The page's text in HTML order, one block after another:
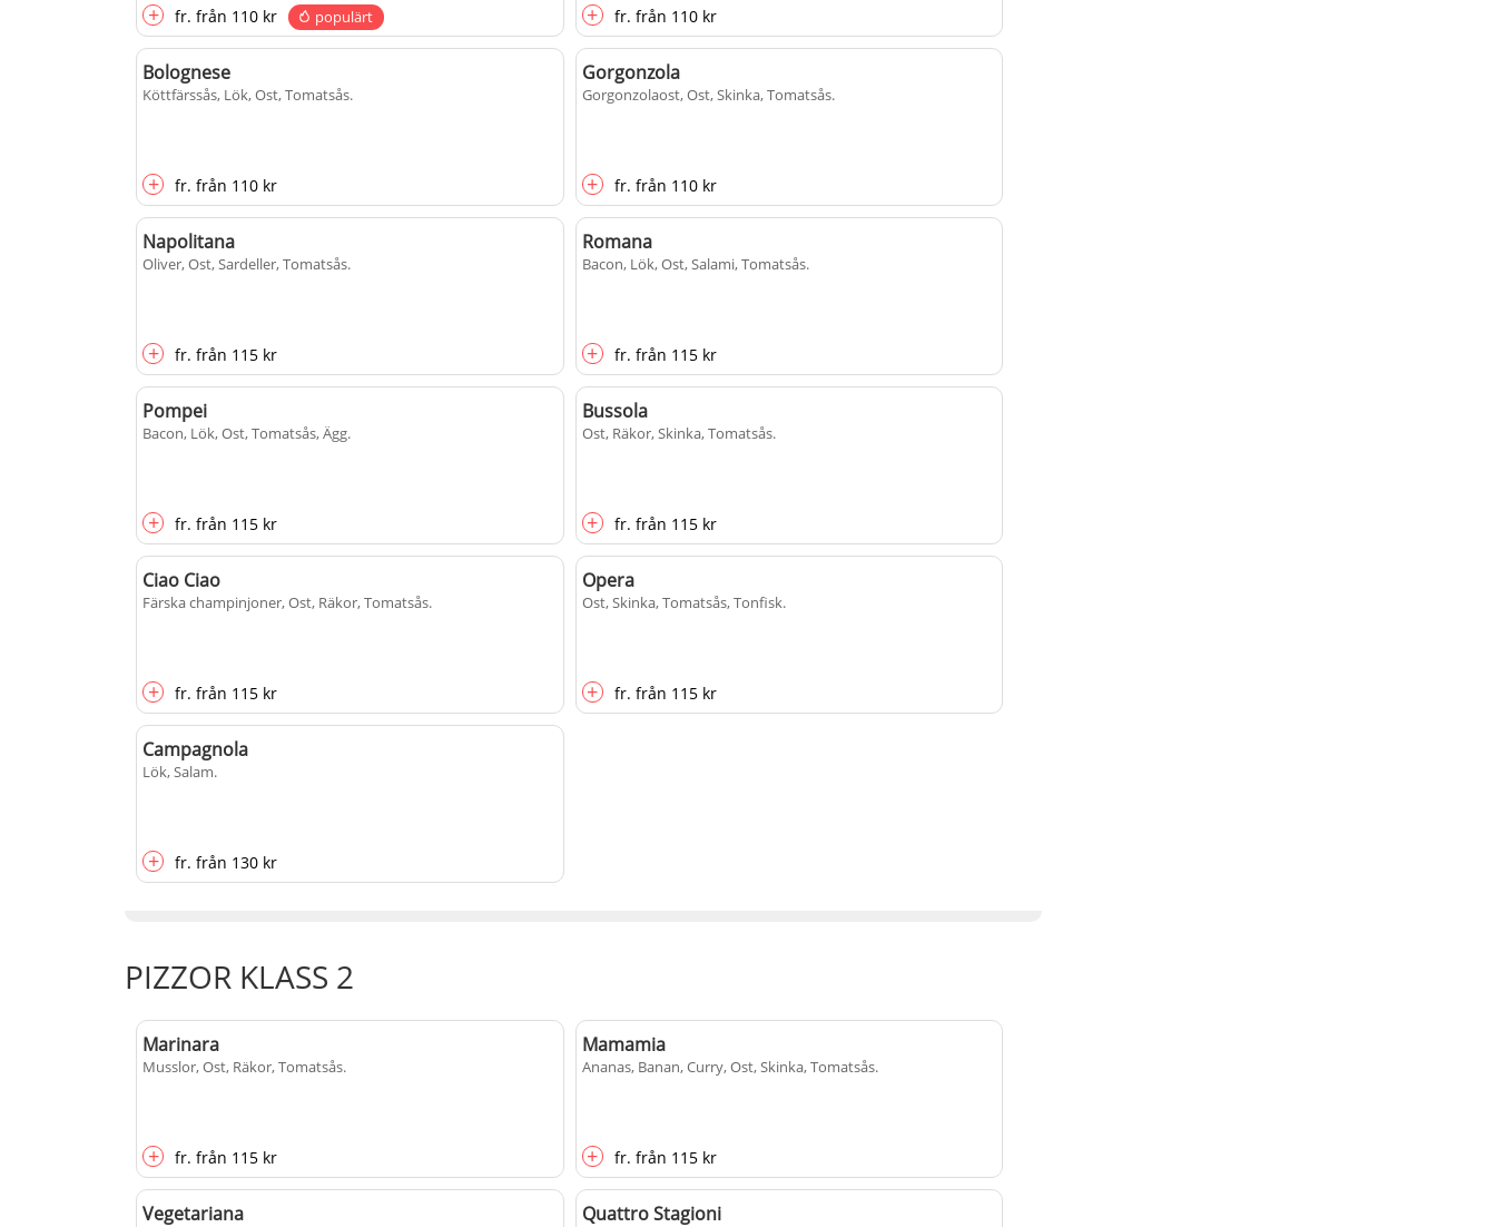
+ fr. från 110 kr populärt + fr. från 110 kr
Bolognese
Köttfärssås, Lök, Ost, Tomatsås.
+ fr. från 110 kr
Gorgonzola
Gorgonzolaost, Ost, Skinka, Tomatsås.
+ fr. från 110 kr
Napolitana
Oliver, Ost, Sardeller, Tomatsås.
+ fr. från 115 kr
Romana
Bacon, Lök, Ost, Salami, Tomatsås.
+ fr. från 115 kr
Pompei
Bacon, Lök, Ost, Tomatsås, Ägg.
+ fr. från 115 kr
Bussola
Ost, Räkor, Skinka, Tomatsås.
+ fr. från 115 kr
Ciao Ciao
Färska champinjoner, Ost, Räkor, Tomatsås.
+ fr. från 115 kr
Opera
Ost, Skinka, Tomatsås, Tonfisk.
+ fr. från 115 kr
Campagnola
Lök, Salam.
+ fr. från 130 kr
PIZZOR KLASS 2
Marinara
Musslor, Ost, Räkor, Tomatsås.
+ fr. från 115 kr
Mamamia
Ananas, Banan, Curry, Ost, Skinka, Tomatsås.
+ fr. från 115 kr
Vegetariana Quattro Stagioni